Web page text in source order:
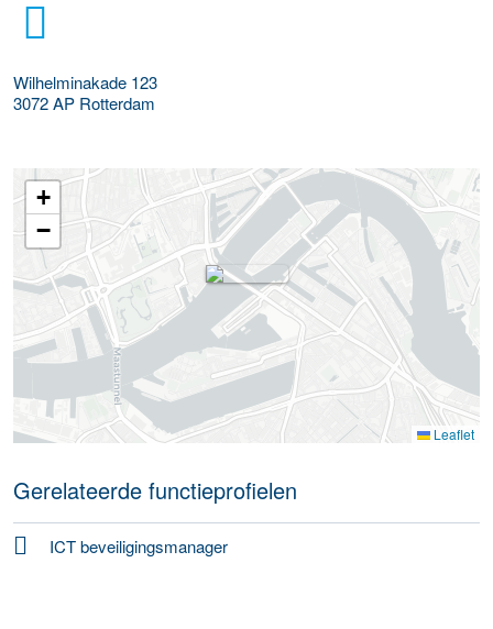
Wilhelminakade 123
3072 AP Rotterdam
+
−
Leaflet
Gerelateerde functieprofielen
ICT beveiligingsmanager